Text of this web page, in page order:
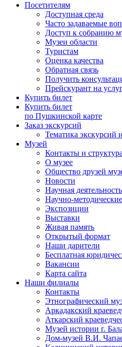
Посетителям
Доступная среда
Часто задаваемые
Доступ к собранию
Музеи области
Туристам
Оценка качества
Обратная связь
Получить
Прейскурант на
Купить билет
Купить билет
по Пушкинской карте
Заказ экскурсий
Тематика экскурсий
Музей
Контакты и структура
О музее
Общество друзей
Новости
Научная деятельность
Научно-
Экспозиции
Выставки
Живая память
Открытый формат
Наши дарители
Бесплатная
Вакансии
Карта сайта
Наши филиалы
Контакты
Этнографический
Аркадакский
Аткарский
Музей истории г.
Дом-музей В.И.